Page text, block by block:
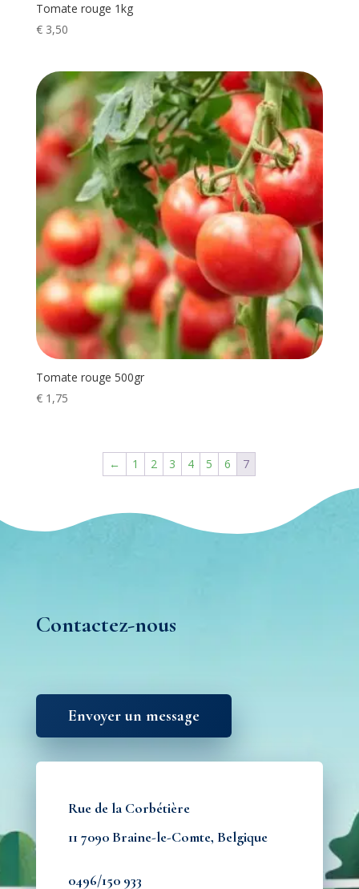
Tomate rouge 1kg
€3,50
Tomate rouge 500gr
€1,75
← 1 2 3 4 5 6 7
Contactez-nous
Envoyer un message
Rue de la Corbétière
11 7090 Braine-le-Comte, Belgique
0496/150 933